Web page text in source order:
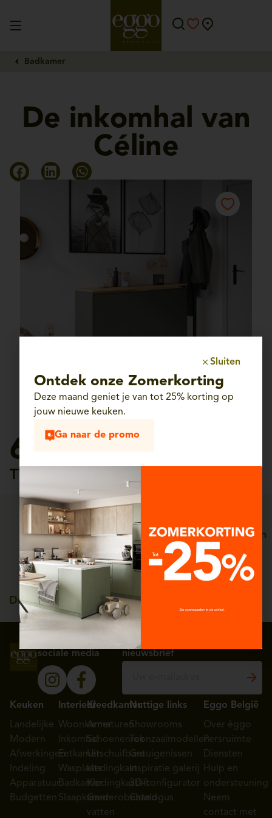
Badkamer
De inkomhal van
Céline
615€
TVAC 21%
Straffe prijzen
Persoonlijke service, van
ontwerp tot plaatsing
Duitse kwaliteit, tot 25
jaar garantie
sociale media
nieuwsbrief
Keuken
Landelijke
Modern
Afwerkingen
Indeling
Apparatuur
Budgetten
Interieur
Woonkamer
Inkomhal
Eetkamer
Wasplaats
Badkamer
Slaapkamer
Kleedkamer
Armaturen
Schoenenrek
Uitschuifbare
kledingkast
Kledingkastlift
Garderobehand-
vatten
Nuttige links
Showrooms
Toonzaalmodellen
Getuigenissen
Inspiratie galerij
3D-configurator
Catalogus
Eggo België
Over èggo
Persruimte
Diensten
Hulp en
ondersteuning
Neem
contact met
Sluiten
Ontdek onze Zomerkorting
Deze maand geniet je van tot 25% korting op
jouw nieuwe keuken.
Ga naar de promo